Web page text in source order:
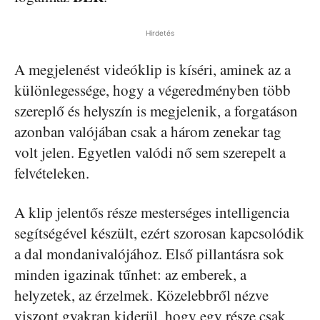
Hirdetés
A megjelenést videóklip is kíséri, aminek az a
különlegessége, hogy a végeredményben több
szereplő és helyszín is megjelenik, a forgatáson
azonban valójában csak a három zenekar tag
volt jelen. Egyetlen valódi nő sem szerepelt a
felvételeken.
A klip jelentős része mesterséges intelligencia
segítségével készült, ezért szorosan kapcsolódik
a dal mondanivalójához. Első pillantásra sok
minden igazinak tűnhet: az emberek, a
helyzetek, az érzelmek. Közelebbről nézve
viszont gyakran kiderül, hogy egy része csak